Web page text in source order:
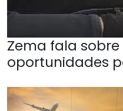
Zema fala
oportunidades